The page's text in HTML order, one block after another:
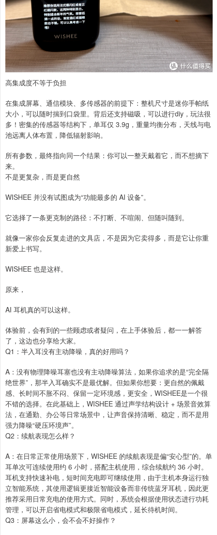
高集成度不等于负担
在集成屏幕、通信模块、多传感器的前提下：整机尺寸是迷你手帕纸
大小，可以随时揣到口袋里。背后还支持磁吸，可以进行diy，玩法很
多！密集的传感器等结构下，单耳仅 3.9g，重量均衡分布，天线与电
池远离人体布置，降低辐射影响。
所有参数，最终指向同一个结果：你可以一整天戴着它，而不想摘下
来。
不是更复杂，而是更自然
WISHEE 并没有试图成为“功能最多的 AI 设备”。
它选择了一条更克制的路径：不打断、不喧闹、但随叫随到。
就像一家你会反复走进的文具店，不是因为它卖得多，而是它让你重
新爱上书写。
WISHEE 也是这样。
原来，
AI 耳机真的可以这样。
体验前，会有到的一些顾虑或者疑问，在上手体验后，都一一解答
了，这边也分享给大家。
Q1：半入耳没有主动降噪，真的好用吗？
A：没有物理降噪耳塞也没有主动降噪算法，如果你追求的是“完全隔
绝世界”，那半入耳确实不是最优解。但如果你想要：更自然的佩戴
感、长时间不胀不闷、保留一定环境感，更安全，WISHEE是一个很
不错的选择。在此基础上，WISHEE 通过声学结构设计 + 场景音效算
法，在通勤、办公等日常场景中，让声音保持清晰、稳定，而不是用
强力降噪“硬压环境声”。
Q2：续航表现怎么样？
A：在日常正常使用场景下，WISHEE 的续航表现是偏“安心型”的。单
耳单次可连续使用约 6 小时，搭配主机使用，综合续航约 36 小时。
耳机支持快速补电，短时间充电即可继续使用，由于主机本身运行独
立智能系统，其使用逻辑更接近智能设备而非传统蓝牙耳机，因此更
推荐采用日常充电的使用方式。同时，系统会根据使用状态进行功耗
管理，可以开启省电模式和极限省电模式，延长待机时间。
Q3：屏幕这么小，会不会不好操作？